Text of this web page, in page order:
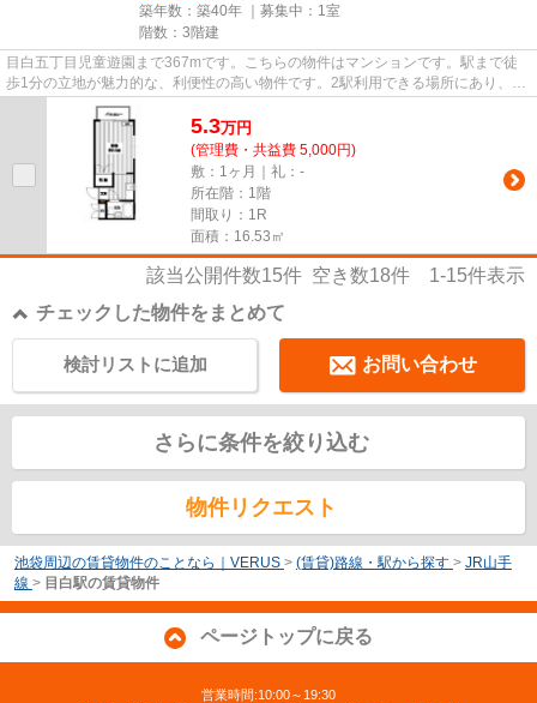
築年数：築40年 ｜募集中： 1室
階数：3階建
目白五丁目児童遊園まで367mです。こちらの物件はマンションです。駅まで徒
歩1分の立地が魅力的な、利便性の高い物件です。2駅利用できる場所にあり、行
き先に合わせて使い分けができ...
5.3万円
(管理費・共益費 5,000円)
敷：1ヶ月｜礼：-
所在階：1階
間取り：1R
面積：16.53㎡
該当公開件数15件 空き数18件 1-15件表示
チェックした物件をまとめて
お問い合わせ
検討リストに追加
さらに条件を絞り込む
物件リクエスト
池袋周辺の賃貸物件のことなら｜VERUS > (賃貸)路線・駅から探す > JR山手
線 > 目白駅の賃貸物件
ページトップに戻る
営業時間:10:00～19:30